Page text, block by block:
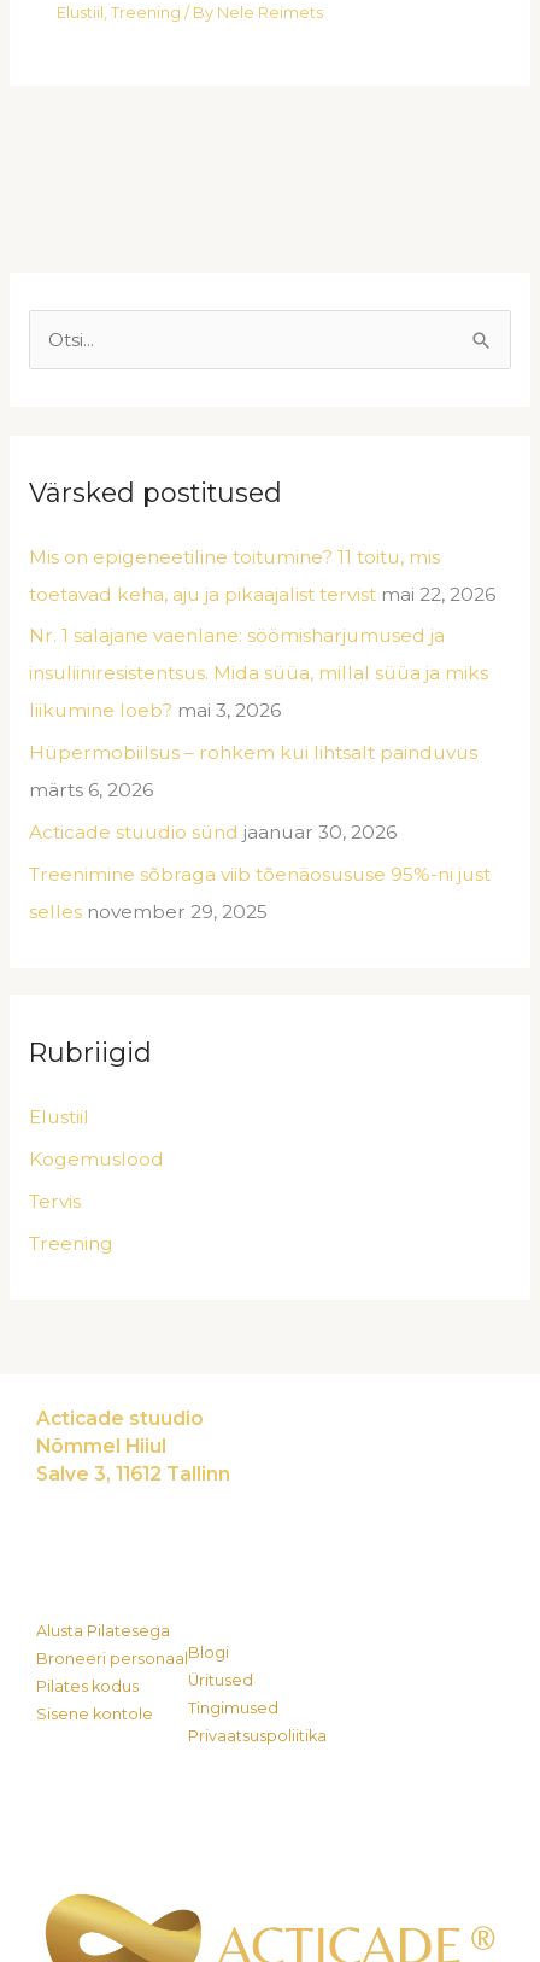
Elustiil ,Treening / By Nele Reimets
c
f
o
r
:
Värsked postitused
Mis on epigeneetiline toitumine? 11 toitu, mis
toetavad keha, aju ja pikaajalist tervist mai 22, 2026
Nr. 1 salajane vaenlane: söömisharjumused ja
insuliiniresistentsus. Mida süüa, millal süüa ja miks
liikumine loeb? mai 3, 2026
Hüpermobiilsus – rohkem kui lihtsalt painduvus
märts 6, 2026
Acticade stuudio sünd jaanuar 30, 2026
Treenimine sõbraga viib tõenäosususe 95%-ni just
selles november 29, 2025
Rubriigid
Elustiil
Kogemuslood
Tervis
Treening
Acticade stuudio
Nõmmel Hiiul
Salve 3, 11612 Tallinn
Alusta Pilatesega
Broneeri personaal
Pilates kodus
Sisene kontole
Blogi
Üritused
Tingimused
Privaatsuspoliitika